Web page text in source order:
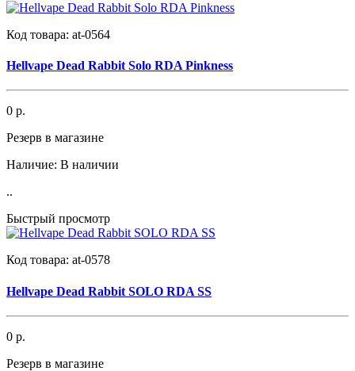
Код товара: at-0564
Hellvape Dead Rabbit Solo RDA Pinkness
0 р.
Резерв в магазине
Наличие: В наличии
..
Быстрый просмотр
Код товара: at-0578
Hellvape Dead Rabbit SOLO RDA SS
0 р.
Резерв в магазине